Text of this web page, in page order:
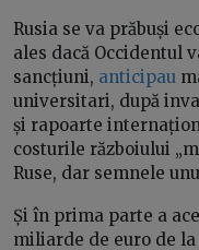
Rusia se va prăbuși
ales dacă Occidentul
sancțiuni, anticipau
universitari, după
și rapoarte
costurile războiului
Ruse, dar semnele
Și în prima parte a
miliarde de euro de